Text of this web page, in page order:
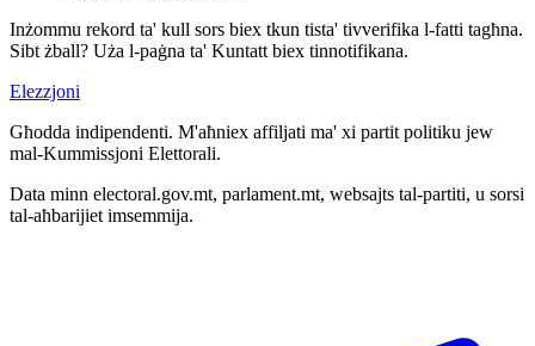
Inżommu rekord ta' kull sors biex tkun tista' tivverifika l-fatti tagħna.
Sibt żball? Uża l-paġna ta' Kuntatt biex tinnotifikana.
Elezzjoni
Għodda indipendenti. M'aħniex affiljati ma' xi partit politiku jew
mal-Kummissjoni Elettorali.
Data minn electoral.gov.mt, parlament.mt, websajts tal-partiti, u sorsi
tal-aħbarijiet imsemmija.